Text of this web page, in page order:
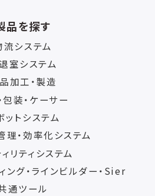
品を探す
流システム
室システム
加工・製造
包装・ケーサー
ットシステム
理・効率化システム
リティシステム
ング・ラインビルダー・Sier
通ツール